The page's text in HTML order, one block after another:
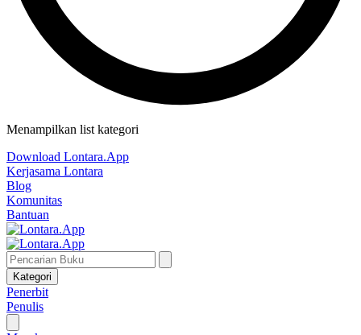
Menampilkan list kategori
Download Lontara.App
Kerjasama Lontara
Blog
Komunitas
Bantuan
Kategori
Penerbit
Penulis